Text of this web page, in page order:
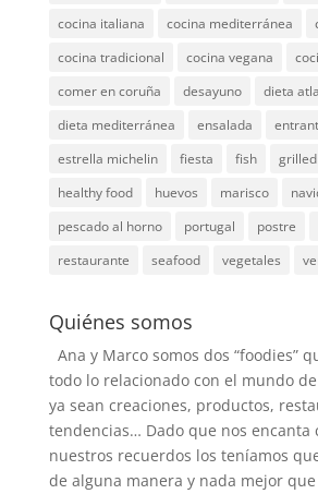
cocina italiana
cocina mediterránea
cocina tradicional
cocina vegana
comer en coruña
desayuno
dieta
dieta mediterránea
ensalada
estrella michelin
fiesta fish
healthy food
huevos marisco
pescado al horno
portugal postre
restaurante
seafood vegetales
Quiénes somos
Ana y Marco somos dos “foodies”
todo lo relacionado con el mundo
ya sean creaciones, productos,
tendencias… Dado que nos encanta
nuestros recuerdos los teníamos
de alguna manera y nada mejor